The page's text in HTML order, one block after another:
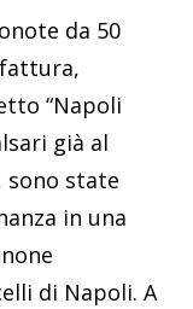
da 50
“Napoli
già al
sono state
in una
di Napoli. A